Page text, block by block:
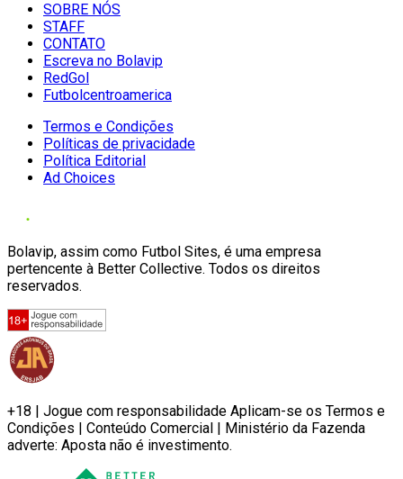
SOBRE NÓS
STAFF
CONTATO
Escreva no Bolavip
RedGol
Futbolcentroamerica
Termos e Condições
Políticas de privacidade
Política Editorial
Ad Choices
Bolavip, assim como Futbol Sites, é uma empresa
pertencente à Better Collective. Todos os direitos
reservados.
+18 | Jogue com responsabilidade Aplicam-se os Termos e
Condições | Conteúdo Comercial | Ministério da Fazenda
adverte: Aposta não é investimento.